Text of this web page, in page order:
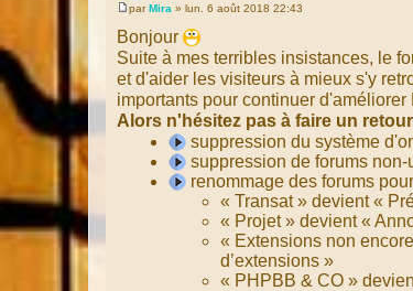
M
e
s
s
a
g
e
parMira » lun. 6 août 2018 22:43
Bonjour
Suite à mes terribles insistances, le
et d'aider les visiteurs à mieux s'y
importants pour continuer d'améliorer
Alors n'hésitez pas à faire un
suppression du système
suppression de forums non-
renommage des forums
« Transat » devient «
« Projet » devient «
« Extensions non
d’extensions »
« PHPBB & CO »